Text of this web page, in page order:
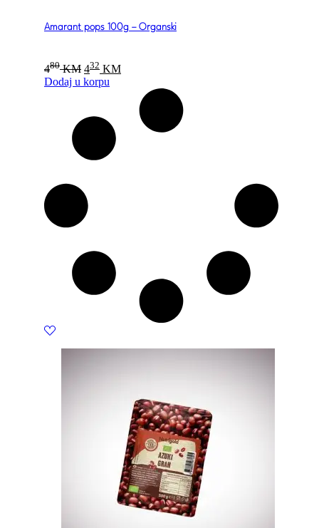
Amarant pops 100g – Organski
480 KM Original
price
was:
432 KMCurrent
price
432 KM.
Dodaj u korpu